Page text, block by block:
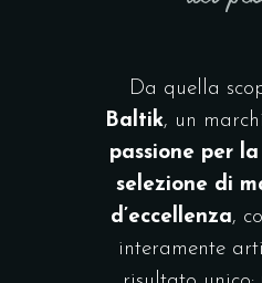
Da quella
Baltik, un
passione per
selezione di
d’eccellenza,
interamente